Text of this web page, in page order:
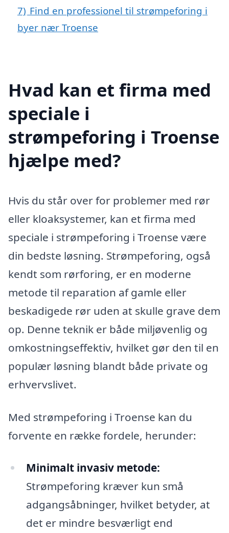
7) Find en professionel til strømpeforing i
byer nær Troense
Hvad kan et firma med
speciale i
strømpeforing i Troense
hjælpe med?
Hvis du står over for problemer med rør
eller kloaksystemer, kan et firma med
speciale i strømpeforing i Troense være
din bedste løsning. Strømpeforing, også
kendt som rørforing, er en moderne
metode til reparation af gamle eller
beskadigede rør uden at skulle grave dem
op. Denne teknik er både miljøvenlig og
omkostningseffektiv, hvilket gør den til en
populær løsning blandt både private og
erhvervslivet.
Med strømpeforing i Troense kan du
forvente en række fordele, herunder:
Minimalt invasiv metode:
Strømpeforing kræver kun små
adgangsåbninger, hvilket betyder, at
det er mindre besværligt end